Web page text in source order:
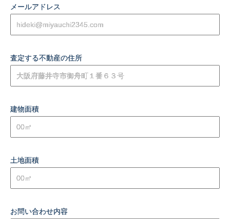
メールアドレス
査定する不動産の住所
建物面積
土地面積
お問い合わせ内容